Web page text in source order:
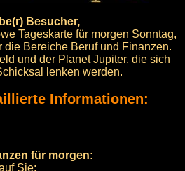
Besucher,
Tageskarte für morgen Sonntag,
die Bereiche Beruf und Finanzen.
und der Planet Jupiter, die sich
lenken werden.
Informationen:
für morgen:
Sie: